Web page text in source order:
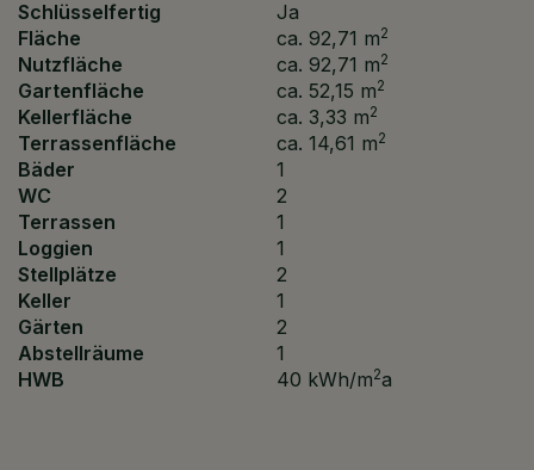
Schlüsselfertig
Ja
Fläche
ca. 92,71 m2
Nutzfläche ca. 92,71 m2
Gartenfläche ca. 52,15 m2
Kellerfläche ca. 3,33 m2
Terrassenfläche ca. 14,61 m2
Bäder
1
WC
2
Terrassen
1
Loggien
1
Stellplätze
2
Keller
1
Gärten
2
Abstellräume
1
HWB
40 kWh/m2a